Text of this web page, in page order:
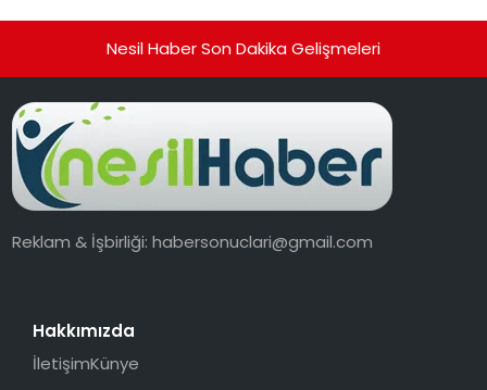
Nesil Haber Son Dakika Gelişmeleri
Reklam & İşbirliği:habersonuclari@gmail.com
Hakkımızda
İletişimKünye